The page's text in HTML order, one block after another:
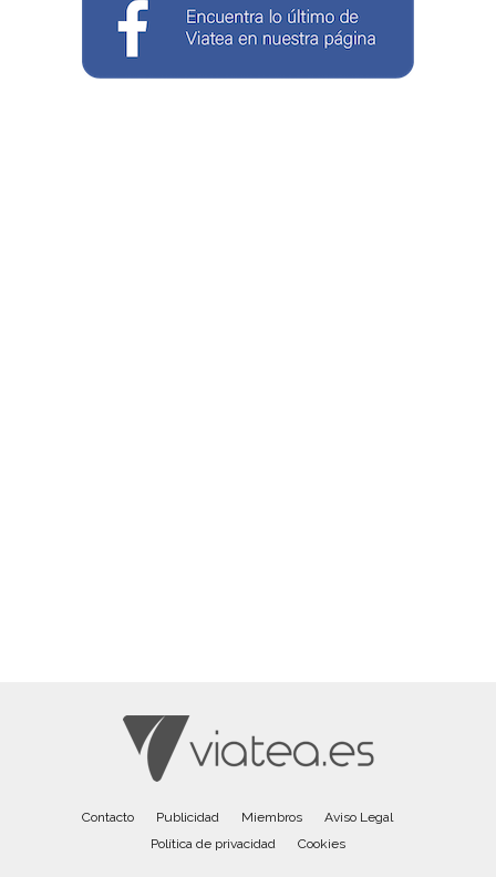
Contacto Publicidad Miembros
Aviso Legal
Política de privacidad
Cookies